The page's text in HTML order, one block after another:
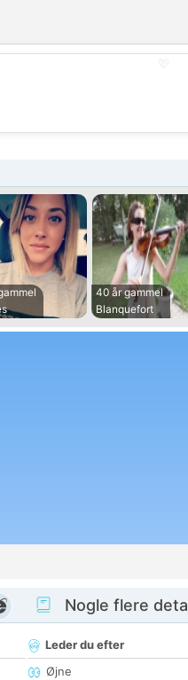
40 år gammel
Blanquefort
Nogle flere
Leder du efter
Øjne